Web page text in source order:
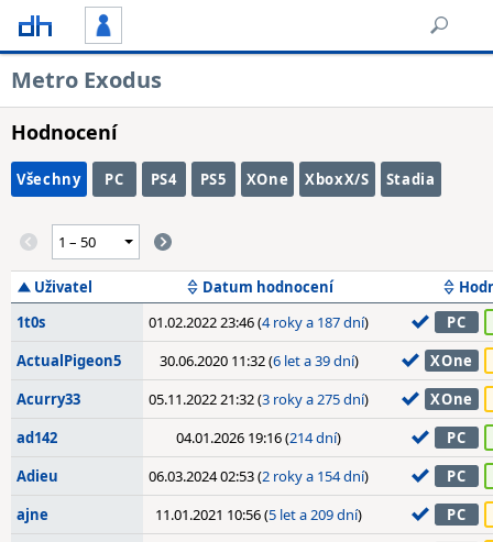
Metro Exodus
Hodnocení
Všechny PC PS4 PS5 XOne XboxX/S Stadia
Uživatel Datum hodnocení
1t0s
01.02.2022 23:46 (4 roky a 187 dní)
PC
ActualPigeon5
30.06.2020 11:32 (6 let a 39 dní)
XOne
Acurry33
05.11.2022 21:32 (3 roky a 275 dní)
XOne
ad142
04.01.2026 19:16 (214 dní)
PC
Adieu
06.03.2024 02:53 (2 roky a 154 dní)
PC
ajne
11.01.2021 10:56 (5 let a 209 dní)
PC